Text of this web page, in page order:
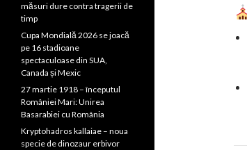
măsuri dure contra tragerii de
timp
Cupa Mondială 2026 se joacă
pe 16 stadioane
spectaculoase din SUA,
Canada și Mexic
27 martie 1918 – începutul
României Mari: Unirea
Basarabiei cu România
Kryptohadros kallaiae – noua
specie de dinozaur erbivor